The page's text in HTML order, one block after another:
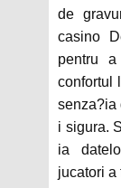
de
casino
pentru
confortul
senza?ia
i sigura.
ia
jucatori a